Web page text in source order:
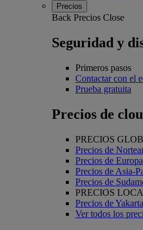
Precios
Back Precios Close
Seguridad y
Primeros pasos
Contactar con el
Prueba gratuita
Precios de
PRECIOS
Precios de
Precios de Europa
Precios de Asia-
Precios de
PRECIOS
Precios de Yakarta
Ver todos los